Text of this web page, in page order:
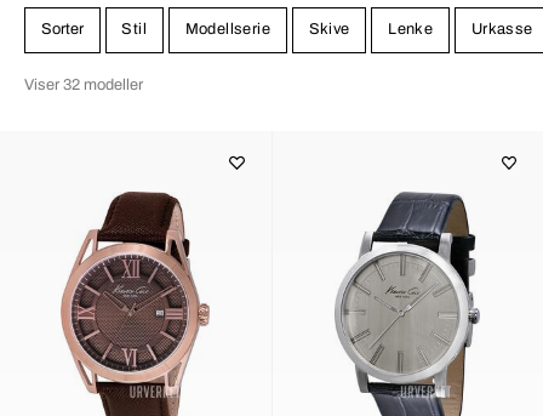
Sorter Stil Modellserie Skive Lenke Urkasse
Viser 32 modeller